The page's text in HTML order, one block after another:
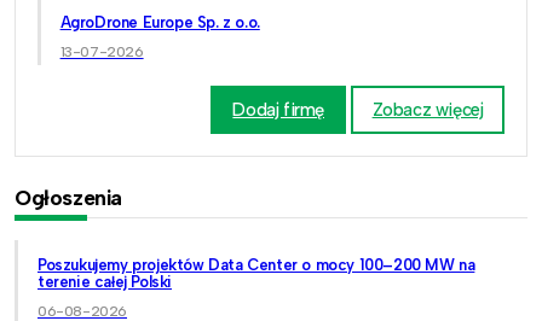
AgroDrone Europe Sp. z o.o.
13-07-2026
Dodaj firmę Zobacz więcej
Ogłoszenia
Poszukujemy projektów Data Center o mocy 100–200 MW na
terenie całej Polski
06-08-2026